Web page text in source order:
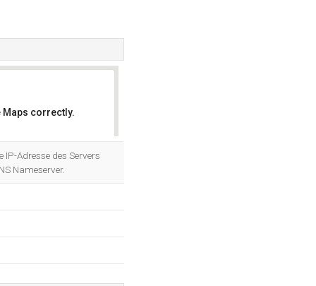
Maps correctly.
Adresse des Servers
Nameserver.